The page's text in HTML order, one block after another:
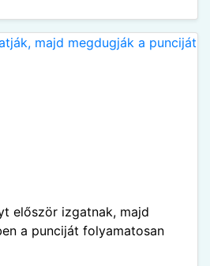
először izgatnak, majd
a punciját folyamatosan